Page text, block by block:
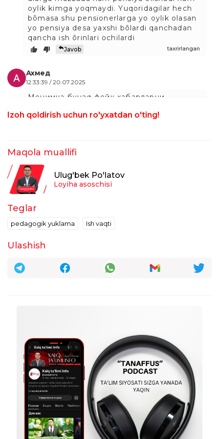
oylik kimga yoqmaydi. Yuqoridagilar hech
bõmasa shu pensionerlarga yo oylik olasan
yo pensiya desa yaxshi bõlardi qanchadan
qancha ish õrinlari ochilardi
taxrirlangan
Javob
Ахмед
12:33:39 / 20.07.2025
Менимча бунақа фейк хабарларни
хабарга тааллуқли уларни фаолияти билан
Javob
Мухиддин Алимкулов
16:58:06 / 17.07.2025
70 фоизли устама хам тасдикландику
ошсин деб!
15:59:43 / 17.07.2025
13:10:56 / 17.07.2025
Шу кунгача бой бўлиб кетган ўқтувчилар
кам қишловдегилар чорвачилик
деҳқончилик иккинчи даромади бўлиб
қоляпти
taxrirlangan
Javob
Аброрбек Абдубоев
13:06:55 / 17.07.2025
Izoh qoldirish uchun ro'yxatdan o'ting!
Maqola muallifi
Ulug'bek Po'latov
Loyiha asoschisi
Teglar
pedagogik yuklama Ish vaqti
Ulashish